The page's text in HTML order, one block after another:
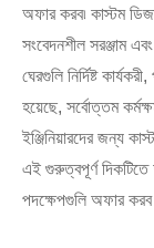
অফার করব৷ কাস্টম
সংবেদনশীল সরঞ্জাম
ঘেরগুলি নির্দিষ্ট
হয়েছে, সর্বোত্তম
ইঞ্জিনিয়ারদের জন্য
এই গুরুত্বপূর্ণ দিকটিতে
পদক্ষেপগুলি অফার